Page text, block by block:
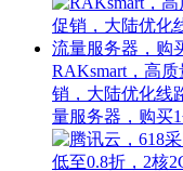
RAKsmart，高
销，大陆优化线
量服务器，购买